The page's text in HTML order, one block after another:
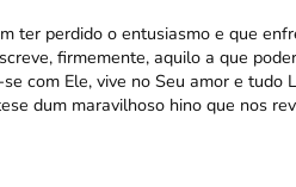
ter perdido o entusiasmo e que
firmemente, aquilo a que
com Ele, vive no Seu amor e tudo
dum maravilhoso hino que nos